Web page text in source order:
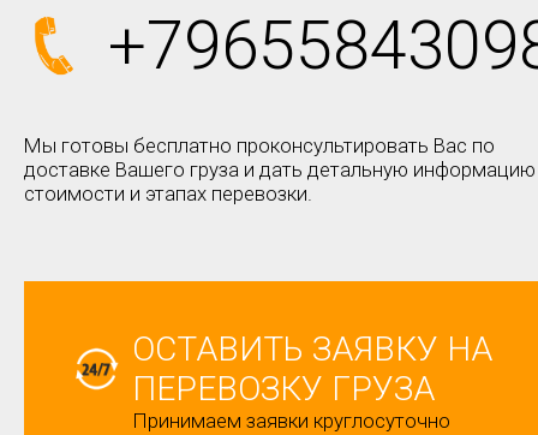
Мы готовы бесплатно проконсультировать Вас по
доставке Вашего груза и дать детальную
стоимости и этапах перевозки.
ОСТАВИТЬ ЗАЯВКУ НА
ПЕРЕВОЗКУ ГРУЗА
Принимаем заявки круглосуточно